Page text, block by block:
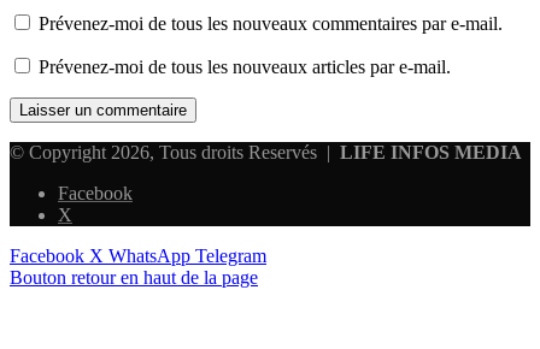
Prévenez-moi de tous les nouveaux commentaires par e-mail.
Prévenez-moi de tous les nouveaux articles par e-mail.
© Copyright 2026, Tous droits Reservés | LIFE INFOS MEDIA
Facebook
X
Facebook X WhatsApp Telegram
Bouton retour en haut de la page